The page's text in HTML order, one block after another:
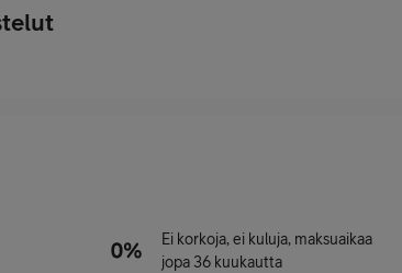
Ei korkoja, ei kuluja, maksuaikaa
jopa 36 kuukautta